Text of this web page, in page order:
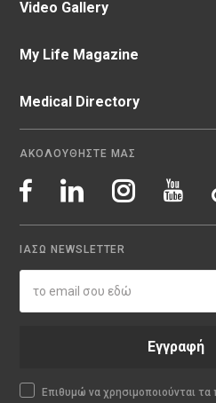
Video Gallery
My Life Magazine
Medical Directory
ΑΚΟΛΟΥΘΗΣΤΕ ΜΑΣ
ΙΑΣΩ NEWSLETTER
Εγγραφή
Επιθυμώ να χρησιμοποιούνται